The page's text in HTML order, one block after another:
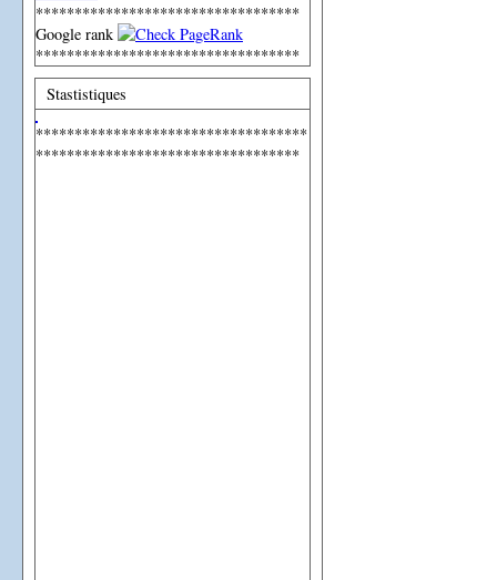
**********************************
Google rank
**********************************
Stastistiques
***********************************
**********************************